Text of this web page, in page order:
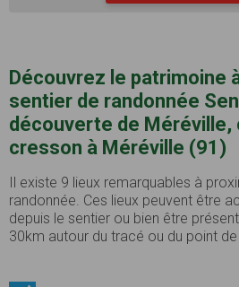
Découvrez le patrimoine
sentier de randonnée
découverte de Méréville,
cresson à Méréville (91)
Il existe 9 lieux remarquables à
randonnée. Ces lieux peuvent être
depuis le sentier ou bien être
30km autour du tracé ou du point